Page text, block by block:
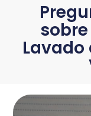
Lavado